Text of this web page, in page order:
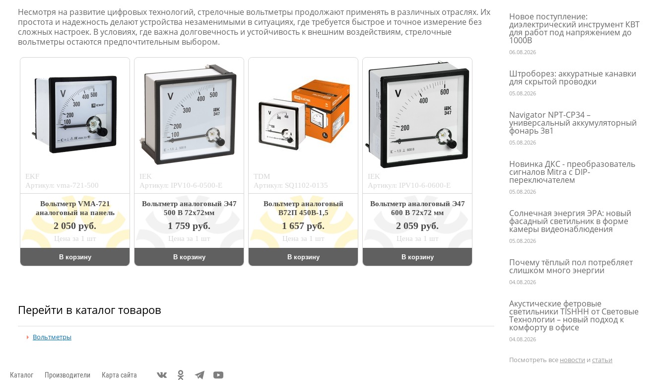
Несмотря на развитие цифровых технологий, стрелочные вольтметры продолжают применять в различных отраслях. Их
простота и надежность делают устройства незаменимыми в ситуациях, где требуется быстрое и точное измерение без
сложных настроек. В условиях, где важна долговечность и устойчивость к внешним воздействиям, стрелочные
вольтметры остаются предпочтительным выбором.
EKF
Артикул: vma-721-500
Вольтметр VMA-721
аналоговый на панель
(72x72) квадратный вырез
500В прямое подкл.
PROxima
2 050 руб.
Цена за 1 шт
В корзину
IEK
Артикул: IPV10-6-0500-E
Вольтметр аналоговый Э47
500 В 72х72мм
1 759 руб.
Цена за 1 шт
В корзину
TDM
Артикул: SQ1102-0135
Вольтметр аналоговый
В72П 450В-1,5
1 657 руб.
Цена за 1 шт
В корзину
IEK
Артикул: IPV10-6-0600-E
Вольтметр аналоговый Э47
600 В 72х72 мм
2 059 руб.
Цена за 1 шт
В корзину
Перейти в каталог товаров
Вольтметры
Новое поступление:
диэлектрический инструмент КВТ
для работ под напряжением до
1000В
06.08.2026
Штроборез: аккуратные канавки
для скрытой проводки
05.08.2026
Navigator NPT-CP34 –
универсальный аккумуляторный
фонарь 3в1
05.08.2026
Новинка ДКС - преобразователь
сигналов Mitra с DIP-
переключателем
05.08.2026
Солнечная энергия ЭРА: новый
фасадный светильник в форме
камеры видеонаблюдения
05.08.2026
Почему тёплый пол потребляет
слишком много энергии
04.08.2026
Акустические фетровые
светильники TISHHH от Световые
Технологии – новый подход к
комфорту в офисе
04.08.2026
Посмотреть все новости и статьи
Каталог Производители Карта сайта